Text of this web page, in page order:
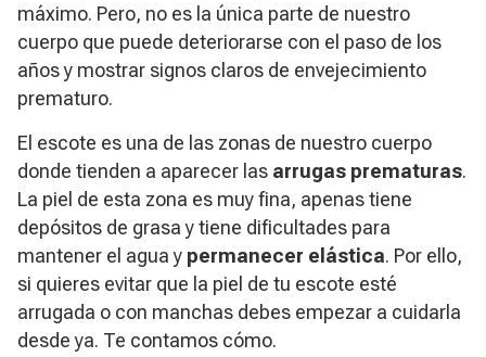
máximo. Pero, no es la única parte de nuestro
cuerpo que puede deteriorarse con el paso de los
años y mostrar signos claros de envejecimiento
prematuro.
El escote es una de las zonas de nuestro cuerpo
donde tienden a aparecer las arrugas prematuras.
La piel de esta zona es muy fina, apenas tiene
depósitos de grasa y tiene dificultades para
mantener el agua y permanecer elástica. Por ello,
si quieres evitar que la piel de tu escote esté
arrugada o con manchas debes empezar a cuidarla
desde ya. Te contamos cómo.